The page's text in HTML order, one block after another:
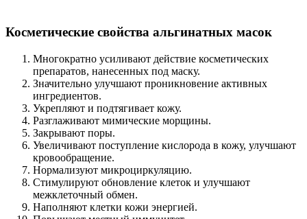
Косметические свойства альгинатных масок
Многократно усиливают действие косметических
препаратов, нанесенных под маску.
Значительно улучшают проникновение активных
ингредиентов.
Укрепляют и подтягивает кожу.
Разглаживают мимические морщины.
Закрывают поры.
Увеличивают поступление кислорода в кожу, улучшают
кровообращение.
Нормализуют микроциркуляцию.
Стимулируют обновление клеток и улучшают
межклеточный обмен.
Наполняют клетки кожи энергией.